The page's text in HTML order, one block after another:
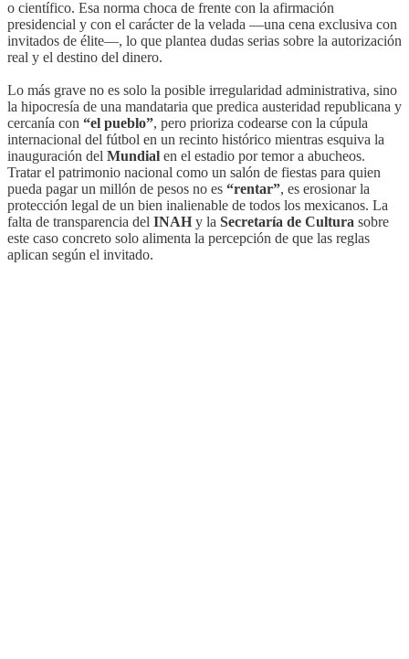
o científico. Esa norma choca de frente con la afirmación
presidencial y con el carácter de la velada —una cena exclusiva con
invitados de élite—, lo que plantea dudas serias sobre la autorización
real y el destino del dinero.
Lo más grave no es solo la posible irregularidad administrativa, sino
la hipocresía de una mandataria que predica austeridad republicana y
cercanía con “el pueblo”, pero prioriza codearse con la cúpula
internacional del fútbol en un recinto histórico mientras esquiva la
inauguración del Mundial en el estadio por temor a abucheos.
Tratar el patrimonio nacional como un salón de fiestas para quien
pueda pagar un millón de pesos no es “rentar”, es erosionar la
protección legal de un bien inalienable de todos los mexicanos. La
falta de transparencia del INAH y la Secretaría de Cultura sobre
este caso concreto solo alimenta la percepción de que las reglas
aplican según el invitado.